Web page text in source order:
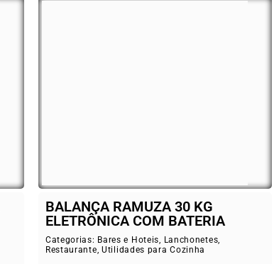
BALANÇA RAMUZA 30 KG
ELETRÔNICA COM BATERIA
Categorias: Bares e Hoteis, Lanchonetes,
Restaurante, Utilidades para Cozinha